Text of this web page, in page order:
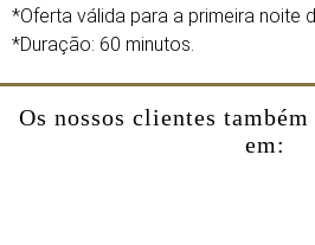
*Oferta válida para a primeira noite
*Duração: 60 minutos.
Os nossos clientes
em: